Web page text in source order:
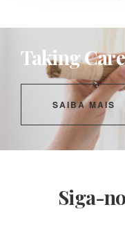
Taking Care
SAIBA MAIS
Siga-